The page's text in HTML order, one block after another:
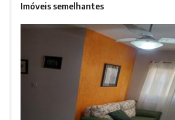
Imóveis semelhantes